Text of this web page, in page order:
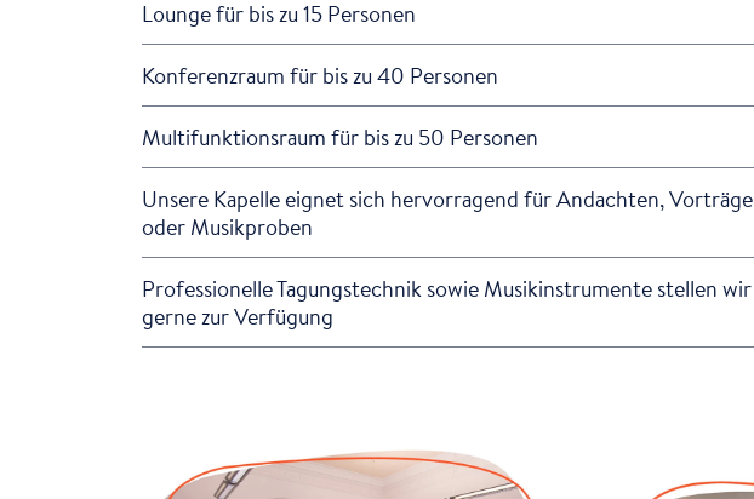
Lounge für bis zu 15 Personen
Konferenzraum für bis zu 40 Personen
Multifunktionsraum für bis zu 50 Personen
Unsere Kapelle eignet sich hervorragend für Andachten, Vorträge
oder Musikproben
Professionelle Tagungstechnik sowie Musikinstrumente stellen wir
gerne zur Verfügung